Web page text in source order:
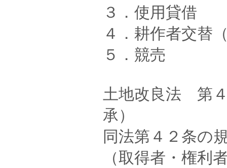
３．使用貸借
４．耕作者交替
５．競売
土地改良法 第
承）
同法第４２条の
（取得者・権利